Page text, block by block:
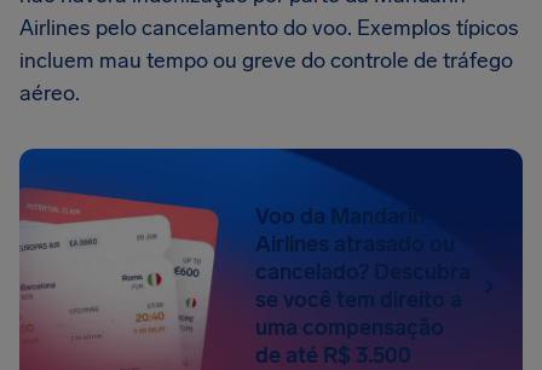
Airlines pelo cancelamento do voo. Exemplos típicos
incluem mau tempo ou greve do controle de tráfego
aéreo.
Voo da Mandarin
Airlines atrasado ou
cancelado? Descubra
se você tem direito a
uma compensação
de até R$ 3.500